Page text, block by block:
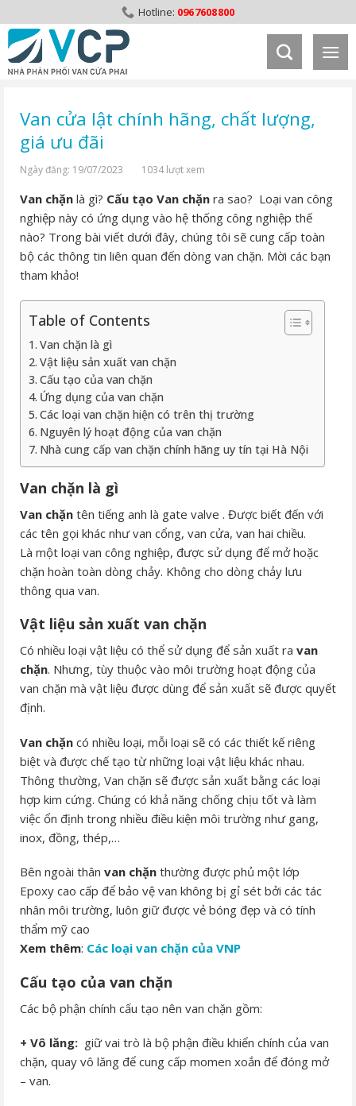
to
content
0967608800
Van cửa lật chính hãng, chất lượng,
giá ưu đãi
Ngày đăng: 19/07/2023 1034 lượt xem
Van chặn là gì? Cấu tạo Van chặn ra sao? Loại van công
nghiệp này có ứng dụng vào hệ thống công nghiệp thế
nào? Trong bài viết dưới đây, chúng tôi sẽ cung cấp toàn
bộ các thông tin liên quan đến dòng van chặn. Mời các bạn
tham khảo!
Table of Contents
Van chặn là gì
Vật liệu sản xuất van chặn
Cấu tạo của van chặn
Ứng dụng của van chặn
Các loại van chặn hiện có trên thị trường
Nguyên lý hoạt động của van chặn
Nhà cung cấp van chặn chính hãng uy tín tại Hà Nội
Van chặn là gì
Van chặn tên tiếng anh là gate valve . Được biết đến với
các tên gọi khác như van cổng, van cửa, van hai chiều.
Là một loại van công nghiệp, được sử dụng để mở hoặc
chặn hoàn toàn dòng chảy. Không cho dòng chảy lưu
thông qua van.
Vật liệu sản xuất van chặn
Có nhiều loại vật liệu có thể sử dụng để sản xuất ra van
chặn. Nhưng, tùy thuộc vào môi trường hoạt động của
van chặn mà vật liệu được dùng để sản xuất sẽ được quyết
định.
Van chặn có nhiều loại, mỗi loại sẽ có các thiết kế riêng
biệt và được chế tạo từ những loại vật liệu khác nhau.
Thông thường, Van chặn sẽ được sản xuất bằng các loại
hợp kim cứng. Chúng có khả năng chống chịu tốt và làm
việc ổn định trong nhiều điều kiện môi trường như gang,
inox, đồng, thép,…
Bên ngoài thân van chặn thường được phủ một lớp
Epoxy cao cấp để bảo vệ van không bị gỉ sét bởi các tác
nhân môi trường, luôn giữ được vẻ bóng đẹp và có tính
thẩm mỹ cao
Xem thêm: Các loại van chặn của VNP
Cấu tạo của van chặn
Các bộ phận chính cấu tạo nên van chặn gồm:
+ Vô lăng: giữ vai trò là bộ phận điều khiển chính của van
chặn, quay vô lăng để cung cấp momen xoắn để đóng mở
– van.